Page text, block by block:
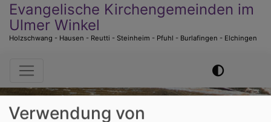
Evangelische Kirchengemeinden im
Ulmer Winkel
Holzschwang - Hausen - Reutti - Steinheim - Pfuhl - Burlafingen - Elchingen
Hauptnavigation
Verwendung von